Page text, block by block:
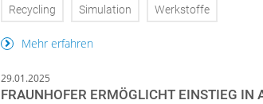
Recycling Simulation Werkstoffe
Mehr erfahren
29.01.2025
FRAUNHOFER ERMÖGLICHT EINSTIEG IN